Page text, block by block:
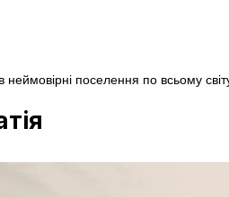
поселення по всьому